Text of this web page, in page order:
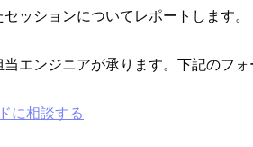
ッションについてレポートします。
エンジニアが承ります。下記のフォ
に相談する